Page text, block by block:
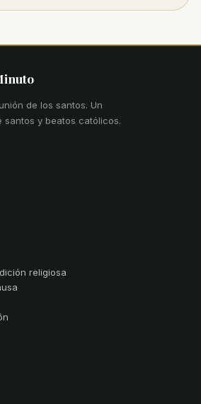
de los santos. Un
santos y beatos católicos.
religiosa